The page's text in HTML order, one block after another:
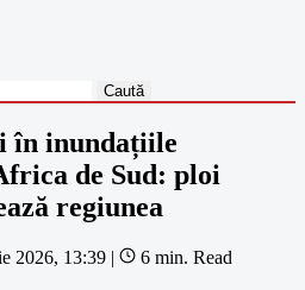
în inundațiile
de Sud: ploi
regiunea
2026, 13:39 | 6 min. Read